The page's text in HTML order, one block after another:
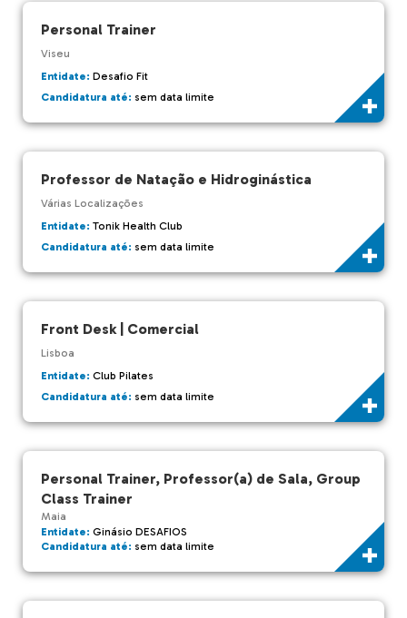
Personal Trainer
Viseu
Entidate: Desafio Fit
Candidatura até: sem data limite
Professor de Natação e Hidroginástica
Várias Localizações
Entidate: Tonik Health Club
Candidatura até: sem data limite
Front Desk | Comercial
Lisboa
Entidate: Club Pilates
Candidatura até: sem data limite
Personal Trainer, Professor(a) de Sala, Group
Class Trainer
Maia
Entidate: Ginásio DESAFIOS
Candidatura até: sem data limite